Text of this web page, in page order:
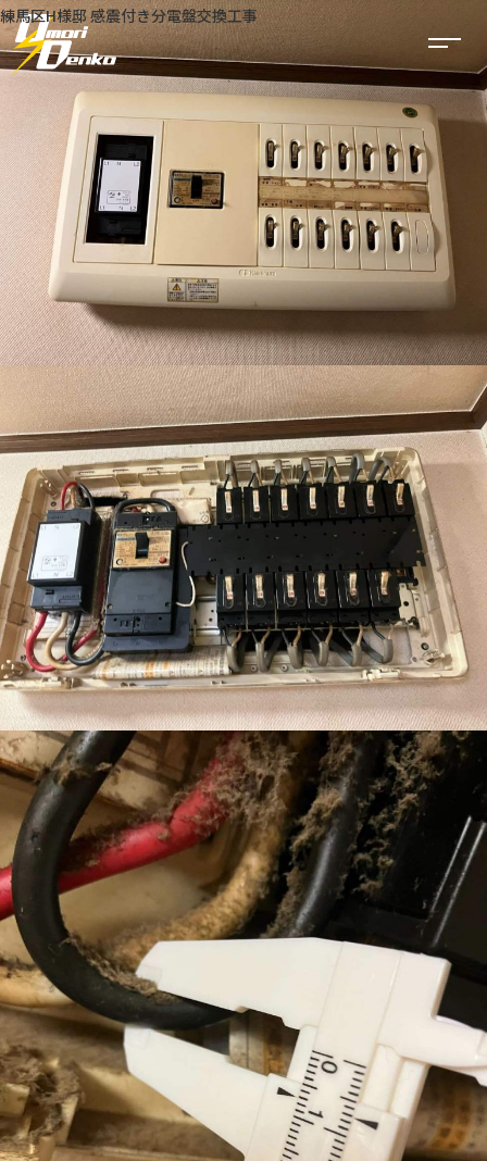
事業内容
太陽光発電
電気工事
建築・リフォーム
公共工事
空調工事
実績一覧
sumika-スミカ
公共工事
太陽光発電
建築・リフォーム
空調工事
電気工事
会社情報
ご挨拶
会社案内
会社沿革
アクセス
採用情報
練馬区H様邸 感震付き分電盤交換工事